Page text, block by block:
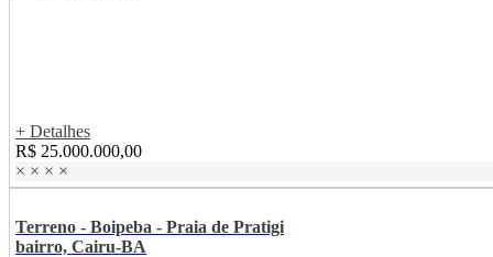
+ Detalhes
R$ 25.000.000,00
× × × ×
Terreno - Boipeba - Praia de Pratigi
bairro, Cairu-BA